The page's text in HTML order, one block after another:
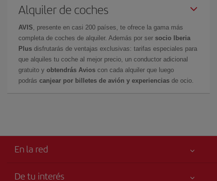
Alquiler de coches
AVIS , presente en casi 200 países, te ofrece la gama más
completa de coches de alquiler. Además por ser socio Iberia
Plus disfrutarás de ventajas exclusivas: tarifas especiales para
que alquiles tu coche al mejor precio, un conductor adicional
gratuito y obtendrás Avios con cada alquiler que luego
podrás canjear por billetes de avión y experiencias de ocio.
En la red
De tu interés